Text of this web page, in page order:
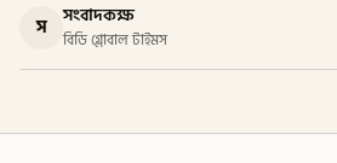
স সংবাদকক্ষ
বিডি গ্লোবাল টাইমস